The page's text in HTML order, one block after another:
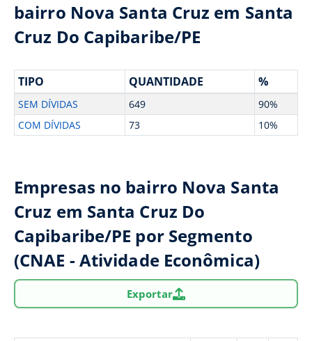
bairro Nova Santa Cruz em Santa
Cruz Do Capibaribe/PE
TIPO QUANTIDADE %
SEM DÍVIDAS 649
90%
COM DÍVIDAS
73 10%
Empresas no bairro Nova Santa
Cruz em Santa Cruz Do
Capibaribe/PE por Segmento
(CNAE - Atividade Econômica)
Exportar